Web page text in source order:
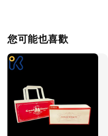
您可能也喜歡